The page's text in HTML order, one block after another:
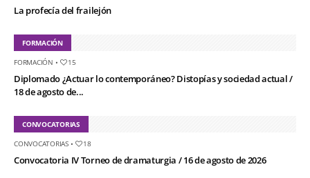
La profecía del frailejón
FORMACIÓN
FORMACIÓN • 15
Diplomado ¿Actuar lo contemporáneo? Distopías y sociedad actual /
18 de agosto de...
CONVOCATORIAS
CONVOCATORIAS• 18
Convocatoria IV Torneo de dramaturgia / 16 de agosto de 2026